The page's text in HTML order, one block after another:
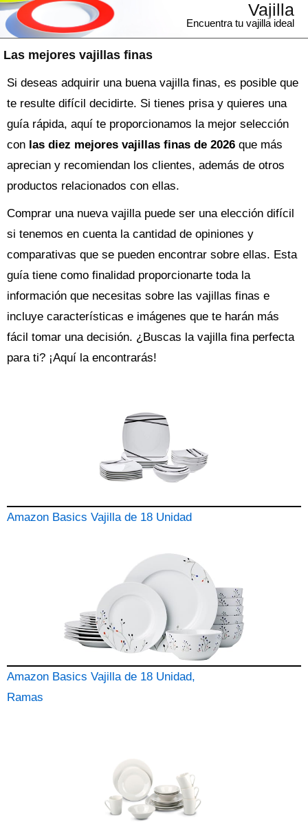
Las mejores vajillas finas
Vajilla
Encuentra tu vajilla ideal
Si deseas adquirir una buena vajilla finas, es posible que
te resulte difícil decidirte. Si tienes prisa y quieres una
guía rápida, aquí te proporcionamos la mejor selección
con las diez mejores vajillas finas de 2026 que más
aprecian y recomiendan los clientes, además de otros
productos relacionados con ellas.
Comprar una nueva vajillapuede ser una elección difícil
si tenemos en cuenta la cantidad de opiniones y
comparativas que se pueden encontrar sobre ellas. Esta
guía tiene como finalidad proporcionarte toda la
información que necesitas sobre las vajillas finas e
incluye características e imágenes que te harán más
fácil tomar una decisión. ¿Buscas la vajillafina perfecta
para ti? ¡Aquí la encontrarás!
Amazon Basics Vajilla de 18 Unidad
Amazon Basics Vajilla de 18 Unidad,
Ramas